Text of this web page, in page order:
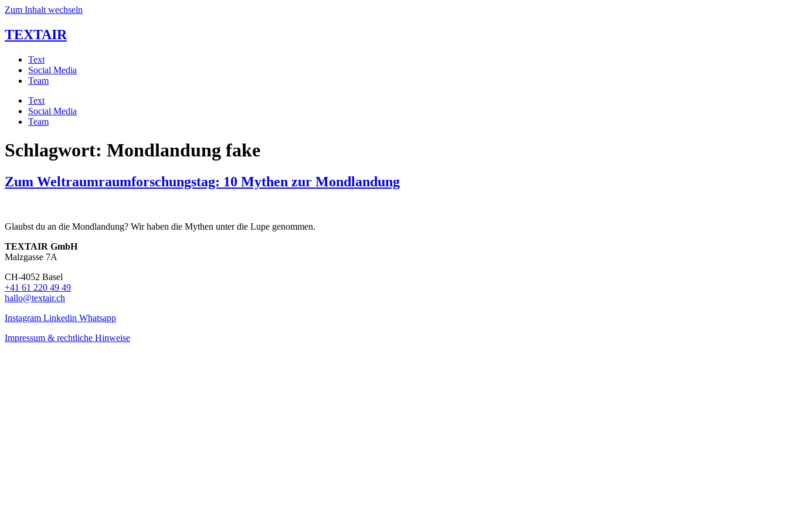
Zum Inhalt wechseln
TEXTAIR
Text
Social Media
Team
Text
Social Media
Team
Schlagwort: Mondlandung fake
Zum Weltraumraumforschungstag: 10 Mythen zur Mondlandung
Glaubst du an die Mondlandung? Wir haben die Mythen unter die Lupe genommen.
TEXTAIR GmbH
Malzgasse 7A
CH-4052 Basel
+41 61 220 49 49
hallo@textair.ch
Instagram Linkedin Whatsapp
Impressum & rechtliche Hinweise